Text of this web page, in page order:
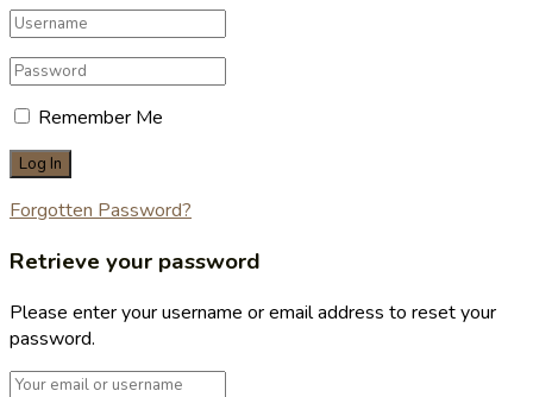
Remember Me
Forgotten Password?
Retrieve your password
Please enter your username or email address to reset your
password.